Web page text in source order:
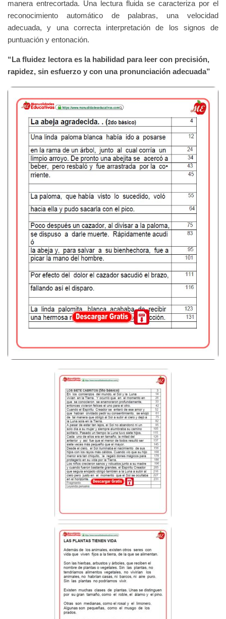
manera entrecortada. Una lectura fluida se caracteriza por el
reconocimiento automático de palabras, una velocidad
adecuada, y una correcta interpretación de los signos de
puntuación y entonación.
“La fluidez lectora es la habilidad para leer con precisión,
rapidez, sin esfuerzo y con una pronunciación adecuada”